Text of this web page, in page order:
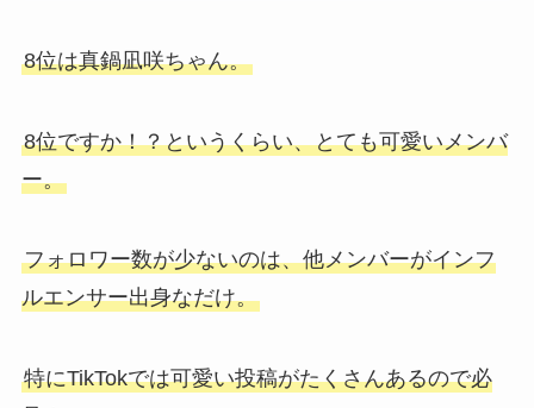
8位は真鍋凪咲ちゃん。
8位ですか！？というくらい、とても可愛いメンバ
ー。
フォロワー数が少ないのは、他メンバーがインフ
ルエンサー出身なだけ。
特にTikTokでは可愛い投稿がたくさんあるので必